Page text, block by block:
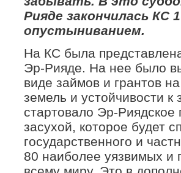
Рияде закончилась КС
опустыниванием.
На КС была
Эр-Рияде. На нее было
виде займов и грантов
земель и устойчивости
стартовало Эр-Риядское
засухой, которое будет
государственного и
80 наиболее уязвимых и